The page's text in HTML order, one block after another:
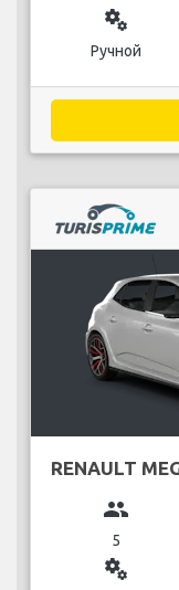
miscellaneous_services
Ручной
RENAULT
group
5
miscellaneous_services